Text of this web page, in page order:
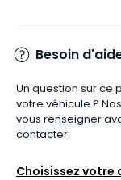
Besoin
Un question sur ce
votre véhicule ?
vous renseigner
contacter.
Choisissez votre